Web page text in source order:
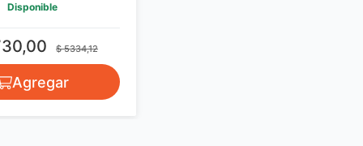
Disponible
$ 5334,12
Agregar